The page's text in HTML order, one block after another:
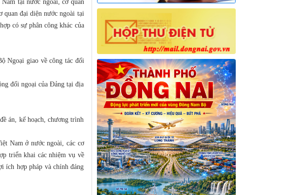
tại nước ngoài, cơ quan
quan đại diện nước ngoài tại
có sự phân công khác của
Ngoại giao về công tác đối
đối ngoại của Đảng tại địa
án, kế hoạch, chương trình
Nam ở nước ngoài, các cơ
triển khai các nhiệm vụ về
ích hợp pháp và chính đáng